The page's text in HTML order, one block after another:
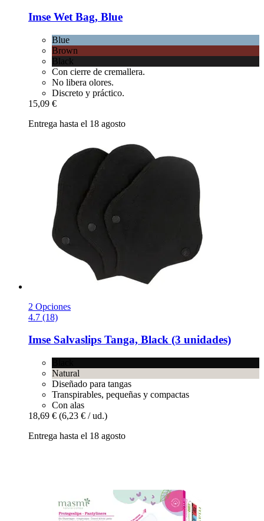
Imse Wet Bag, Blue
Blue
Brown
Black
Con cierre de cremallera.
No libera olores.
Discreto y práctico.
15,09 €
Entrega hasta el 18 agosto
2 Opciones
4.7 (18)
Imse Salvaslips Tanga, Black (3 unidades)
Natural
Diseñado para tangas
Transpirables, pequeñas y compactas
Con alas
18,69 € (6,23 € / ud.)
Entrega hasta el 18 agosto